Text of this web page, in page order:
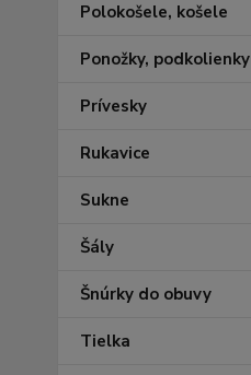
Polokošele, košele
Ponožky, podkolienky
Prívesky
Rukavice
Sukne
Šály
Šnúrky do obuvy
Tielka